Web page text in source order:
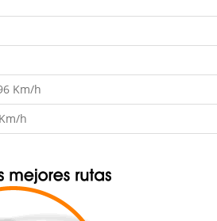
Km/h
h